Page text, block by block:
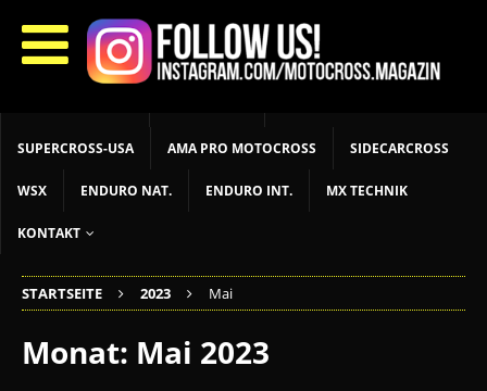
START LIVETIMING MX NEWS MX YOUTH
MX WOMEN MXGP ADAC MX MASTERS MOTOCROSS INT
SUPERCROSS-USA AMA PRO MOTOCROSS SIDECARCROSS
WSX ENDURO NAT. ENDURO INT. MX TECHNIK
KONTAKT
STARTSEITE 2023 Mai
Monat: Mai 2023